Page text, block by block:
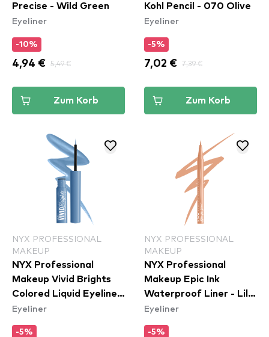
Precise - Wild Green
Eyeliner
-10%
4,94 € 5,49 €
Zum Korb
Kohl Pencil - 070 Olive
Eyeliner
-5%
7,02 € 7,39 €
Zum Korb
NYX PROFESSIONAL
MAKEUP
NYX Professional
Makeup Vivid Brights
Colored Liquid Eyeliner
- Cobalt Crush
Eyeliner
-5%
NYX PROFESSIONAL
MAKEUP
NYX Professional
Makeup Epic Ink
Waterproof Liner - Lil
Toasty
Eyeliner
-5%